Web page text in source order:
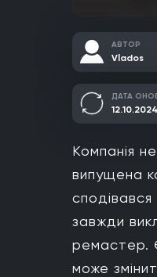
АВТОР
Vlados
ДАТА
12.10.2024
Компанія
випущена
завжди
ремастер.
може